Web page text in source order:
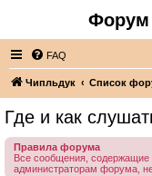
Форум
FAQ
Чипльдук Список
Где и как
Правила форума
Все сообщения, содержащие
администраторам форума,